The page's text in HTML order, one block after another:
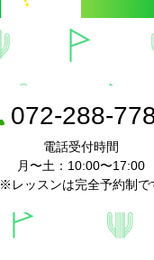
072-288-
電話受付時間
月〜土：10:00〜17:00
※レッスンは完全予約制で